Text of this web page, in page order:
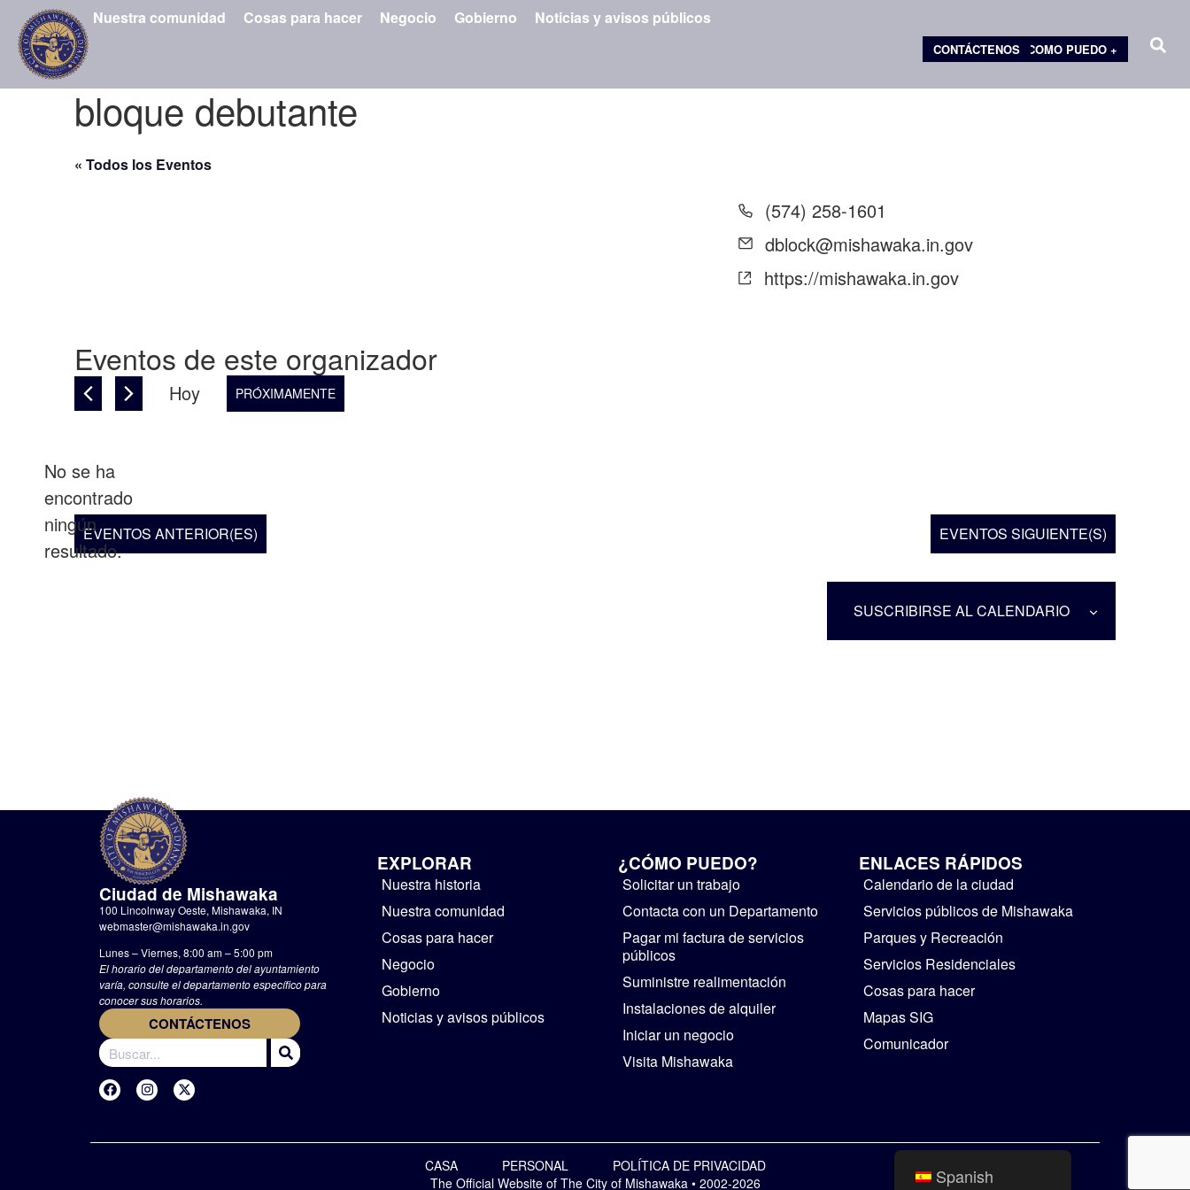
Nuestra comunidad Cosas para hacer Negocio Gobierno Noticias y avisos públicos
COMO PUEDO +
CONTÁCTENOS
bloque debutante
« Todos los Eventos
Teléfono
(574) 258-1601
Email
dblock@mishawaka.in.gov
Sitio
https://mishawaka.in.gov
Eventos de este organizador
Notice
No se ha
encontrado
ningún
resultado.
Hoy PRÓXIMAMENTE
Seleccionar
EVENTOS ANTERIOR(ES) EVENTOS SIGUIENTE(S)
SUSCRIBIRSE AL CALENDARIO
Ciudad de Mishawaka
100 Lincolnway Oeste, Mishawaka, IN
webmaster@mishawaka.in.gov
Lunes – Viernes, 8:00 am – 5:00 pm
El horario del departamento del ayuntamiento
varía, consulte el departamento específico para
conocer sus horarios.
CONTÁCTENOS
EXPLORAR
Nuestra historia
Nuestra comunidad
Cosas para hacer
Negocio
Gobierno
Noticias y avisos públicos
¿CÓMO PUEDO?
Solicitar un trabajo
Contacta con un Departamento
Pagar mi factura de servicios
públicos
Suministre realimentación
Instalaciones de alquiler
Iniciar un negocio
Visita Mishawaka
ENLACES RÁPIDOS
Calendario de la ciudad
Servicios públicos de Mishawaka
Parques y Recreación
Servicios Residenciales
Cosas para hacer
Mapas SIG
Comunicador
CASA PERSONAL
POLÍTICA DE PRIVACIDAD
The Official Website of The City of Mishawaka • 2002-2026
Spanish